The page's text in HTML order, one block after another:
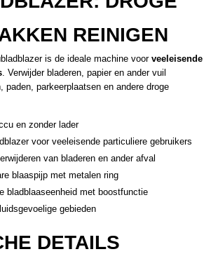
REINIGEN
is de ideale machine voor veeleisende
. Verwijder bladeren, papier en ander vuil
paden, parkeerplaatsen en andere droge
en zonder lader
voor veeleisende particuliere gebruikers
van bladeren en ander afval
blaaspijp met metalen ring
bladblaaseenheid met boostfunctie
gebieden
DETAILS